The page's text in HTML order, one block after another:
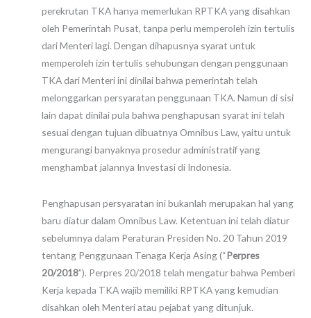
perekrutan TKA hanya memerlukan RPTKA yang disahkan
oleh Pemerintah Pusat, tanpa perlu memperoleh izin tertulis
dari Menteri lagi. Dengan dihapusnya syarat untuk
memperoleh izin tertulis sehubungan dengan penggunaan
TKA dari Menteri ini dinilai bahwa pemerintah telah
melonggarkan persyaratan penggunaan TKA. Namun di sisi
lain dapat dinilai pula bahwa penghapusan syarat ini telah
sesuai dengan tujuan dibuatnya Omnibus Law, yaitu untuk
mengurangi banyaknya prosedur administratif yang
menghambat jalannya Investasi di Indonesia.
Penghapusan persyaratan ini bukanlah merupakan hal yang
baru diatur dalam Omnibus Law. Ketentuan ini telah diatur
sebelumnya dalam Peraturan Presiden No. 20 Tahun 2019
tentang Penggunaan Tenaga Kerja Asing (“Perpres
20/2018”). Perpres 20/2018 telah mengatur bahwa Pemberi
Kerja kepada TKA wajib memiliki RPTKA yang kemudian
disahkan oleh Menteri atau pejabat yang ditunjuk.